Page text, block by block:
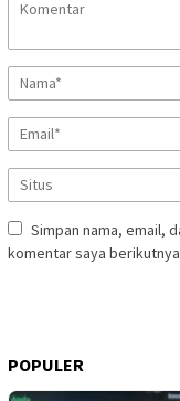
Simpan nama, email,
komentar saya
POPULER